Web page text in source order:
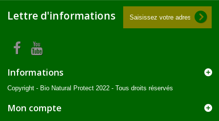
Lettre d'informations
Informations
Copyright - Bio Natural Protect 2022 - Tous droits réservés
Mon compte